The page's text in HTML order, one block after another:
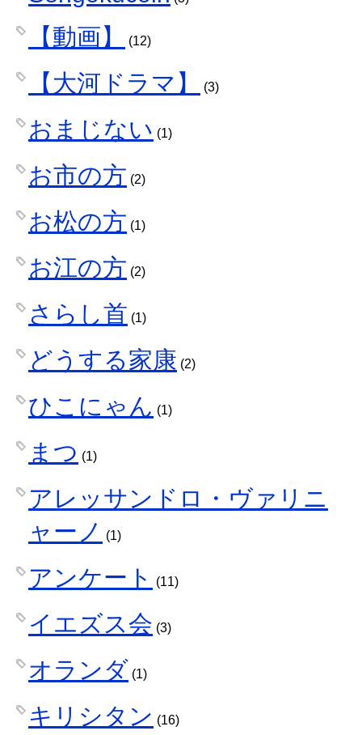
【動画】 (12)
【大河ドラマ】 (3)
おまじない (1)
お市の方 (2)
お松の方 (1)
お江の方 (2)
さらし首 (1)
どうする家康 (2)
ひこにゃん (1)
まつ (1)
アレッサンドロ・ヴァリニ
ャーノ
(1)
アンケート (11)
イエズス会 (3)
オランダ (1)
キリシタン (16)